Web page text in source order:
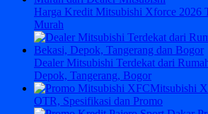
Harga Kredit Mitsubishi Xforce 2026
Murah
Dealer Mitsubishi Terdekat dari
Depok, Tangerang, Bogor
Mitsubishi
OTR, Spesifikasi dan Promo